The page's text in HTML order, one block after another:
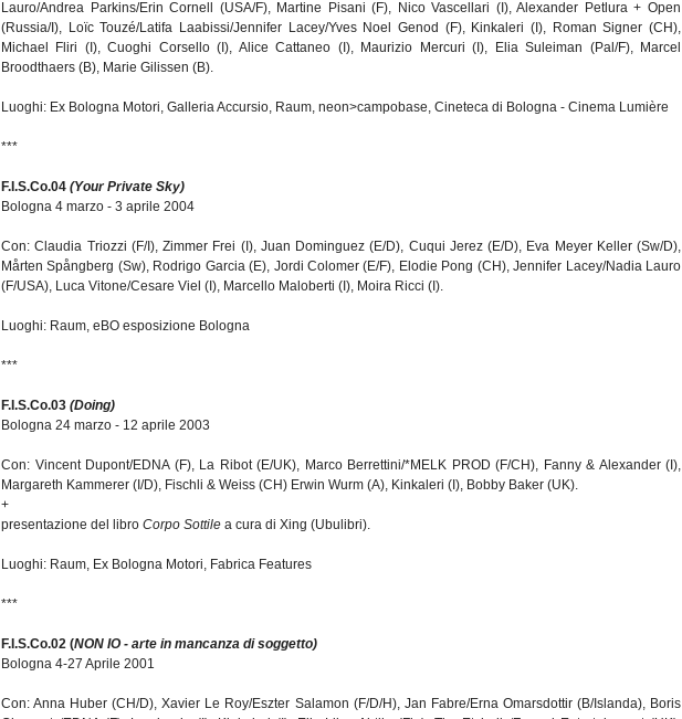
Lauro/Andrea Parkins/Erin Cornell (USA/F), Martine Pisani (F), Nico Vascellari (I), Alexander Petlura + Open
(Russia/I), Loïc Touzé/Latifa Laabissi/Jennifer Lacey/Yves Noel Genod (F), Kinkaleri (I), Roman Signer (CH),
Michael Fliri (I), Cuoghi Corsello (I), Alice Cattaneo (I), Maurizio Mercuri (I), Elia Suleiman (Pal/F), Marcel
Broodthaers (B), Marie Gilissen (B).
Luoghi: Ex Bologna Motori, Galleria Accursio, Raum, neon>campobase, Cineteca di Bologna - Cinema Lumière
***
F.I.S.Co.04 (Your Private Sky)
Bologna 4 marzo - 3 aprile 2004
Con: Claudia Triozzi (F/I), Zimmer Frei (I), Juan Dominguez (E/D), Cuqui Jerez (E/D), Eva Meyer Keller (Sw/D),
Mårten Spångberg (Sw), Rodrigo Garcia (E), Jordi Colomer (E/F), Elodie Pong (CH), Jennifer Lacey/Nadia Lauro
(F/USA), Luca Vitone/Cesare Viel (I), Marcello Maloberti (I), Moira Ricci (I).
Luoghi: Raum, eBO esposizione Bologna
***
F.I.S.Co.03 (Doing)
Bologna 24 marzo - 12 aprile 2003
Con: Vincent Dupont/EDNA (F), La Ribot (E/UK), Marco Berrettini/*MELK PROD (F/CH), Fanny & Alexander (I),
Margareth Kammerer (I/D), Fischli & Weiss (CH) Erwin Wurm (A), Kinkaleri (I), Bobby Baker (UK).
+
presentazione del libro Corpo Sottile a cura di Xing (Ubulibri).
Luoghi: Raum, Ex Bologna Motori, Fabrica Features
***
F.I.S.Co.02 (NON IO - arte in mancanza di soggetto)
Bologna 4-27 Aprile 2001
Con: Anna Huber (CH/D), Xavier Le Roy/Eszter Salamon (F/D/H), Jan Fabre/Erna Omarsdottir (B/Islanda), Boris